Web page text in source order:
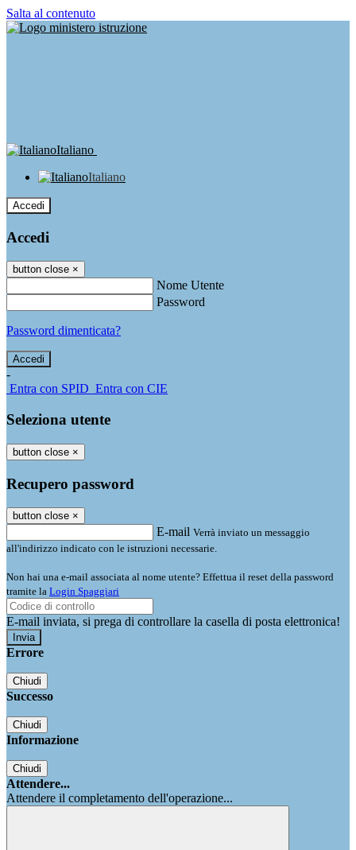
Salta al contenuto
Italiano
Italiano
Accedi
Accedi
button close ×
Nome Utente
Password
Password dimenticata?
-
Entra con SPID Entra con CIE
Seleziona utente
button close ×
Recupero password
button close ×
E-mail Verrà inviato un messaggio
all'indirizzo indicato con le istruzioni necessarie.
Non hai una e-mail associata al nome utente? Effettua il reset della password
tramite la Login Spaggiari
E-mail inviata, si prega di controllare la casella di posta elettronica!
Errore
Chiudi
Successo
Chiudi
Informazione
Chiudi
Attendere...
Attendere il completamento dell'operazione...